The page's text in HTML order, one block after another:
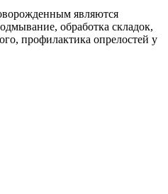
являются
обработка складок,
профилактика опрелостей у